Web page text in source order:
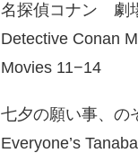
名探偵コナン 劇
Detective Conan
Movies 11−14
七夕の願い事、の
Everyone’s